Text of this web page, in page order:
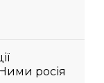
росія